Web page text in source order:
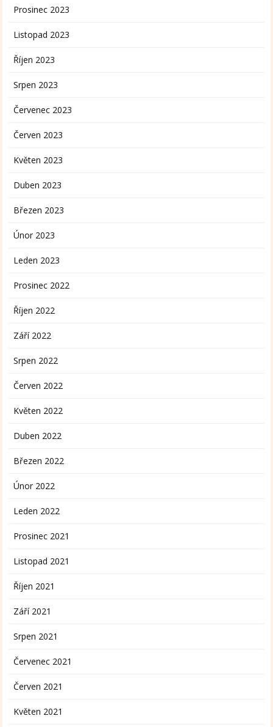
Prosinec 2023
Listopad 2023
Říjen 2023
Srpen 2023
Červenec 2023
Červen 2023
Květen 2023
Duben 2023
Březen 2023
Únor 2023
Leden 2023
Prosinec 2022
Říjen 2022
Září 2022
Srpen 2022
Červen 2022
Květen 2022
Duben 2022
Březen 2022
Únor 2022
Leden 2022
Prosinec 2021
Listopad 2021
Říjen 2021
Září 2021
Srpen 2021
Červenec 2021
Červen 2021
Květen 2021